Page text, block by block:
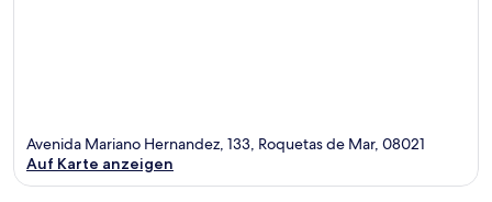
Avenida Mariano Hernandez, 133, Roquetas de Mar, 08021
Auf Karte anzeigen